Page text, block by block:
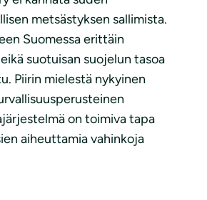
metsästyksen sallimista.
Suomessa erittäin
suotuisan suojelun tasoa
Piirin mielestä nykyinen
on toimiva tapa
aiheuttamia vahinkoja